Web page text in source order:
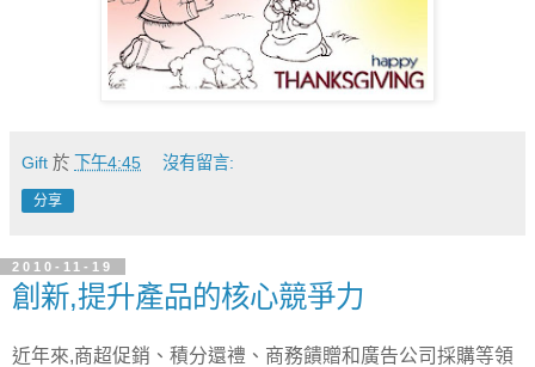
Gift 於 下午4:45 沒有留言:
分享
2010-11-19
創新,提升產品的核心競爭力
近年來,商超促銷、積分還禮、商務饋贈和廣告公司採購等領